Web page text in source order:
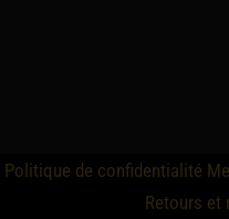
Politique de confidentialité
Retours et